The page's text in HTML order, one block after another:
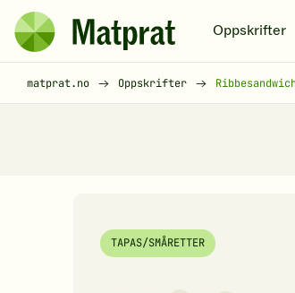
Hopp til hovedinnhold
Matprat
hjemmeside
Oppskrifter
matprat.no Oppskrifter
TAPAS/SMÅRETTER